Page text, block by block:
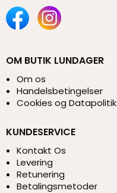
OM BUTIK LUNDAGER
Om os
Handelsbetingelser
Cookies og Datapolitik
KUNDESERVICE
Kontakt Os
Levering
Retunering
Betalingsmetoder